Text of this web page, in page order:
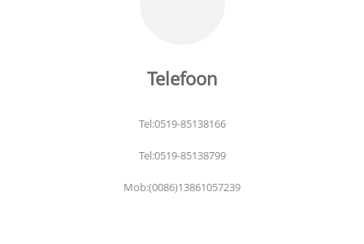
Telefoon
Tel:0519-85138166
Tel:0519-85138799
Mob:(0086)13861057239